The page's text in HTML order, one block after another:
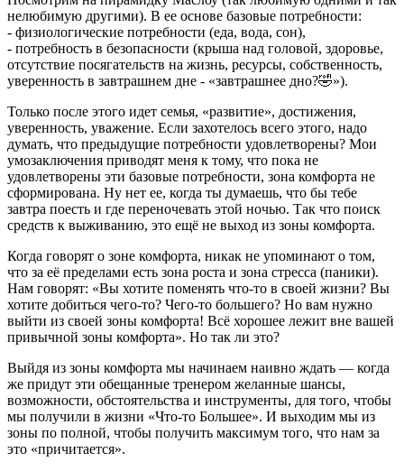
нелюбимую другими). В ее основе базовые потребности:
- физиологические потребности (еда, вода, сон),
- потребность в безопасности (крыша над головой, здоровье,
отсутствие посягательств на жизнь, ресурсы, собственность,
уверенность в завтрашнем дне - «завтрашнее дно?🤣»).
Только после этого идет семья, «развитие», достижения,
уверенность, уважение. Если захотелось всего этого, надо
думать, что предыдущие потребности удовлетворены? Мои
умозаключения приводят меня к тому, что пока не
удовлетворены эти базовые потребности, зона комфорта не
сформирована. Ну нет ее, когда ты думаешь, что бы тебе
завтра поесть и где переночевать этой ночью. Так что поиск
средств к выживанию, это ещё не выход из зоны комфорта.
Когда говорят о зоне комфорта, никак не упоминают о том,
что за её пределами есть зона роста и зона стресса (паники).
Нам говорят: «Вы хотите поменять что-то в своей жизни? Вы
хотите добиться чего-то? Чего-то большего? Но вам нужно
выйти из своей зоны комфорта! Всё хорошее лежит вне вашей
привычной зоны комфорта». Но так ли это?
Выйдя из зоны комфорта мы начинаем наивно ждать — когда
же придут эти обещанные тренером желанные шансы,
возможности, обстоятельства и инструменты, для того, чтобы
мы получили в жизни «Что-то Большее». И выходим мы из
зоны по полной, чтобы получить максимум того, что нам за
это «причитается».